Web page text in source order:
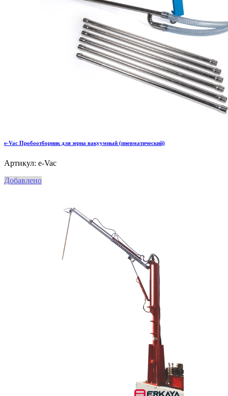
e-Vac Пробоотборник для зерна вакуумный (пневматический)
Артикул: e-Vac
Добавлено